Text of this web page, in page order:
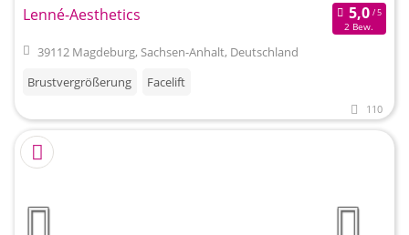
Lenné-Aesthetics
2 Bew.
39112 Magdeburg, Sachsen-Anhalt, Deutschland
Brustvergrößerung
Facelift
110